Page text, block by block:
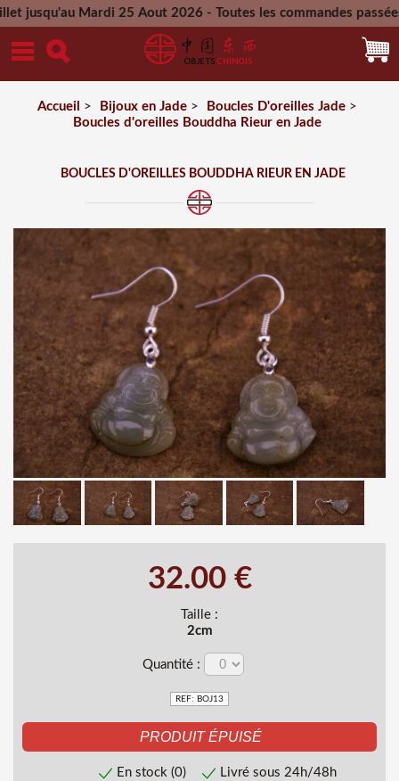
Mardi 25 Aout 2026 - Toutes les commandes passées
Mercredi 26 Aout 2026
Accueil > Bijoux en Jade > Boucles D'oreilles Jade >
Boucles d'oreilles Bouddha Rieur en Jade
BOUCLES D'OREILLES BOUDDHA RIEUR EN JADE
32.00 €
Taille :
2cm
Quantité :
REF: BOJ13
En stock (0) Livré sous 24h/48h